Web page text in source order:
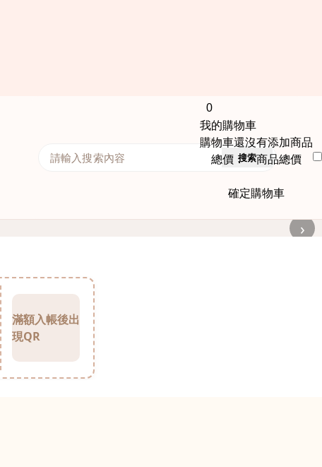
0
我的購物車
購物車還沒有添加商品
總價： 商品總價
確定購物車
搜索
›
滿額入帳後出
現QR